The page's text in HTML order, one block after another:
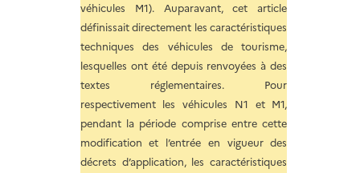
véhicules M1). Auparavant, cet article
définissait directement les caractéristiques
techniques des véhicules de tourisme,
lesquelles ont été depuis renvoyées à des
textes réglementaires. Pour
respectivement les véhicules N1 et M1,
pendant la période comprise entre cette
modification et l’entrée en vigueur des
décrets d’application, les caractéristiques